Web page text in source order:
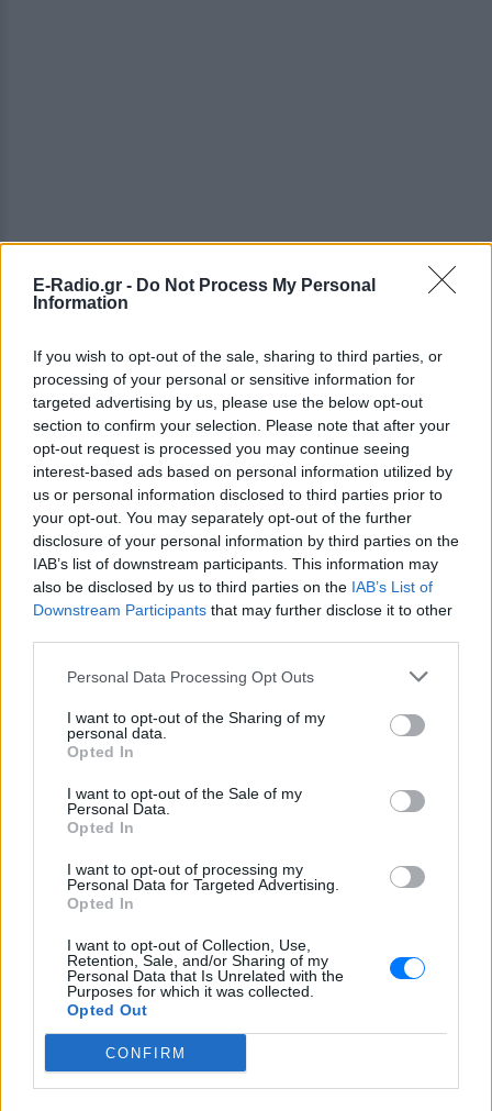
E-Radio.gr - Do Not Process My Personal
Information
If you wish to opt-out of the sale, sharing to third parties, or
processing of your personal or sensitive information for
targeted advertising by us, please use the below opt-out
section to confirm your selection. Please note that after your
opt-out request is processed you may continue seeing
interest-based ads based on personal information utilized by
us or personal information disclosed to third parties prior to
your opt-out. You may separately opt-out of the further
disclosure of your personal information by third parties on the
IAB’s list of downstream participants. This information may
also be disclosed by us to third parties on the IAB’s List of
Downstream Participants that may further disclose it to other
Personal Data Processing Opt Outs
I want to opt-out of the Sharing of my
personal data.
Opted In
I want to opt-out of the Sale of my
Personal Data.
Opted In
I want to opt-out of processing my
Personal Data for Targeted Advertising.
Opted In
I want to opt-out of Collection, Use,
Retention, Sale, and/or Sharing of my
Personal Data that Is Unrelated with the
Purposes for which it was collected.
Opted Out
CONFIRM
Οι οδηγοί βυτιοφόρων του στρατού θα λάβουν
ειδική εκπαίδευση πριν από την ανάπτυξή τους,
ώστε να μπορούν να προσαρμοστούν στην
αντιμετώπιση ζητημάτων που σχετίζονται με την
αλυσίδα εφοδιασμού, όπως ανακοίνωσε η
κυβέρνηση.
Η βιομηχανία καυσίμων ανακοινώνει ότι δεν
υπάρχει έλλειψη καυσίμων και ότι το ζήτημα
σχετίζεται με τη μεταφορά βενζίνης και
«Καθώς αρκετά αυτοκίνητα έχουν τώρα
πλήρωσής τους, αναμένουμε ότι η ζήτηση αυτή, θα
επιστρέψει στα φυσιολογικά επίπεδα της μέσα
στις επόμενες ημέρες, χαλαρώνοντας τις πιέσεις
στα σημεία πώλησης καυσίμων των πρατηρίων.
Ενθαρρύνουμε τον καθένα να αγοράσει καύσιμα,
όπως θα αγόραζε κανονικά», ανέφερε κοινή
ανακοίνωση των εταιριών καυσίμων.